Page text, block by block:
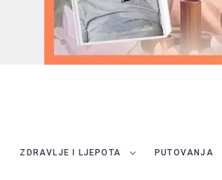
ZDRAVLJE I LJEPOTA PUTOVANJA